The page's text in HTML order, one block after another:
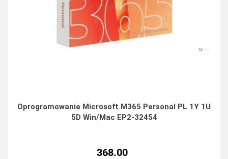
Oprogramowanie Microsoft M365 Personal PL 1Y 1U
5D Win/Mac EP2-32454
368.00